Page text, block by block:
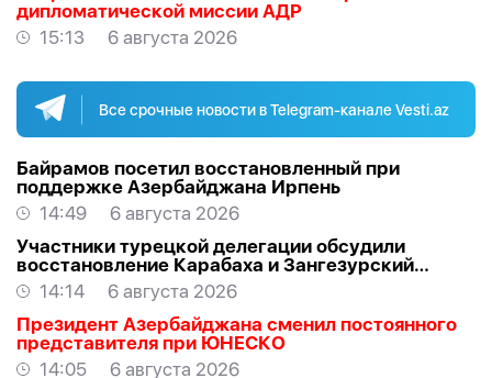
дипломатической миссии АДР
15:13
6 августа 2026
Все срочные новости в Telegram-канале Vesti.az
Байрамов посетил восстановленный при
поддержке Азербайджана Ирпень
14:49
6 августа 2026
Участники турецкой делегации обсудили
восстановление Карабаха и Зангезурский
коридор
14:14
6 августа 2026
Президент Азербайджана сменил постоянного
представителя при ЮНЕСКО
14:05
6 августа 2026